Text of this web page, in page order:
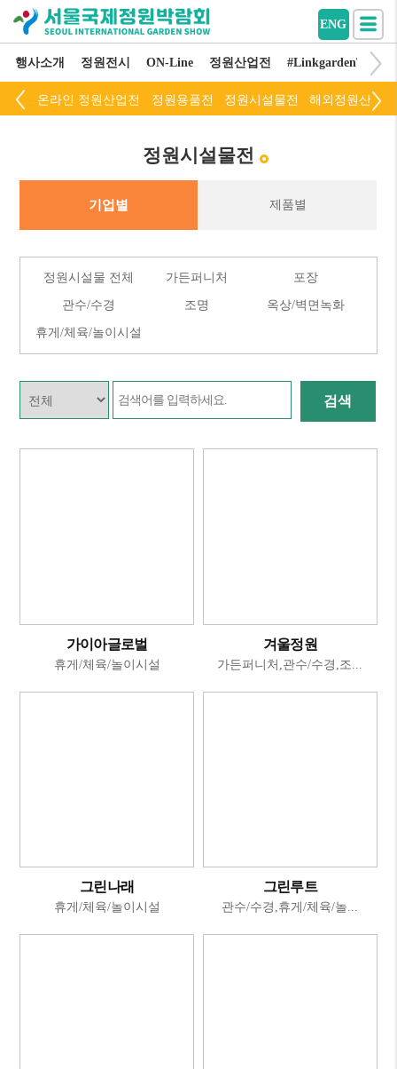
ENG
행사소개 정원전시 ON-Line 정원산업전
온라인 정원산업전 정원용품전 정원시설물전 해외정원산업전
정원시설물전
기업별 제품별
정원시설물 전체 가든퍼니처 포장
관수/수경 조명 옥상/벽면녹화
휴게/체육/놀이시설
검색
가이아글로벌
휴게/체육/놀이시설
겨울정원
가든퍼니처,관수/수경,조...
그린나래
휴게/체육/놀이시설
그린루트
관수/수경,휴게/체육/놀...